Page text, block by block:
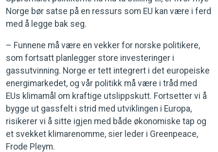
Norge bør satse på en ressurs som EU kan være i ferd
med å legge bak seg.
– Funnene må være en vekker for norske politikere,
som fortsatt planlegger store investeringer i
gassutvinning. Norge er tett integrert i det europeiske
energimarkedet, og vår politikk må være i tråd med
EUs klimamål om kraftige utslippskutt. Fortsetter vi å
bygge ut gassfelt i strid med utviklingen i Europa,
risikerer vi å sitte igjen med både økonomiske tap og
et svekket klimarenomme, sier leder i Greenpeace,
Frode Pleym.